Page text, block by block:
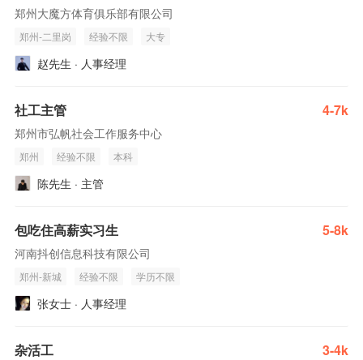
郑州大魔方体育俱乐部有限公司
郑州-二里岗 经验不限 大专
赵先生 · 人事经理
社工主管 4-7k
郑州市弘帆社会工作服务中心
郑州 经验不限 本科
陈先生 · 主管
包吃住高薪实习生 5-8k
河南抖创信息科技有限公司
郑州-新城 经验不限 学历不限
张女士 · 人事经理
杂活工 3-4k